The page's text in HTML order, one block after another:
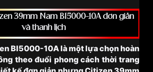
39mm Nam BI5000-10A đơn giản
và thanh lịch
BI5000-10A là một lựa chọn hoàn
theo đuổi phong cách thời trang